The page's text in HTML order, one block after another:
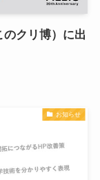
クリ博）に出
お知らせ